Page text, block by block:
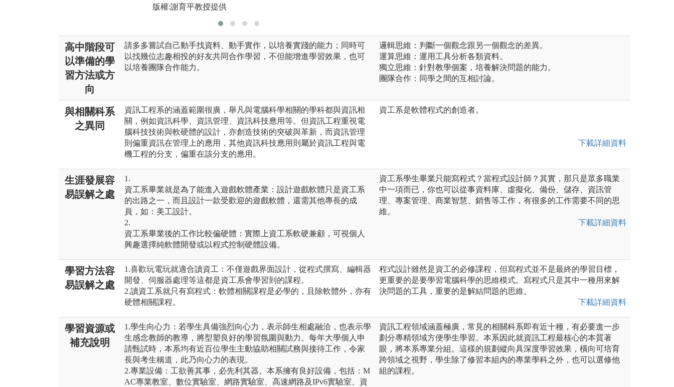
版權:謝育平教授提供
高中階段可
以準備的學
習方法或方
向
請多多嘗試自己動手找資料、動手實作，以培養實踐的能力；同時可
以找幾位志趣相投的好友共同合作學習，不但能增進學習效果，也可
以培養團隊合作能力。
邏輯思維：判斷一個觀念跟另一個觀念的差異。
運算思維：運用工具分析各類資料。
獨立思維：針對教學個案，培養解決問題的能力。
團隊合作：同學之間的互相討論。
與相關科系
之異同
資訊工程系的涵蓋範圍很廣，舉凡與電腦科學相關的學科都與資訊相
關，例如資訊科學、資訊管理、資訊科技應用等。但資訊工程重視電
腦科技技術與軟硬體的設計，亦創造技術的突破與革新，而資訊管理
則偏重資訊在管理上的應用，其他資訊科技應用則屬於資訊工程與電
機工程的分支，偏重在該分支的應用。
資工系是軟體程式的創造者。
下載詳細資料
生涯發展容
易誤解之處
1.
資工系畢業就是為了能進入遊戲軟體產業：設計遊戲軟體只是資工系
的出路之一，而且設計一款受歡迎的遊戲軟體，還需其他專長的成
員，如：美工設計。
2.
資工系畢業後的工作比較偏硬體：實際上資工系軟硬兼顧，可視個人
興趣選擇純軟體開發或以程式控制硬體設備。
資工系學生畢業只能寫程式？當程式設計師？其實，那只是眾多職業
中一項而已，你也可以從事資料庫、虛擬化、備份、儲存、資訊管
理、專案管理、商業智慧、銷售等工作，有很多的工作需要不同的思
維。
下載詳細資料
學習方法容
易誤解之處
1.喜歡玩電玩就適合讀資工：不僅遊戲界面設計，從程式撰寫、編輯器
開發、伺服器處理等這都是資工系會學習到的課程。
2.讀資工系就只有寫程式：軟體相關課程是必學的，且除軟體外，亦有
硬體相關課程。
程式設計雖然是資工的必修課程，但寫程式並不是最終的學習目標，
更重要的是要學習電腦科學的思維模式。寫程式只是其中一種用來解
決問題的工具，重要的是解結問題的思維。
下載詳細資料
學習資源或
補充說明
1.學生向心力：若學生具備強烈向心力，表示師生相處融洽，也表示學
生感念教師的教導，將型塑良好的學習氛圍與動力。每年大學個人申
請甄試時，本系均有近百位學生主動協助相關試務與接待工作，令家
長與考生稱道，此乃向心力的表現。
2.專業設備：工欲善其事，必先利其器。本系擁有良好設備，包括：M
AC專業教室、數位實驗室、網路實驗室、高速網路及IPv6實驗室、資
資訊工程領域涵蓋極廣，常見的相關科系即有近十種，有必要進一步
劃分專精領域方便學生學習。本系因此就資訊工程最核心的本質著
眼，將本系專業分組。這樣的規劃縱向具深度學習效果，橫向可培育
跨領域之視野，學生除了修習本組內的專業學科之外，也可以選修他
組的課程。